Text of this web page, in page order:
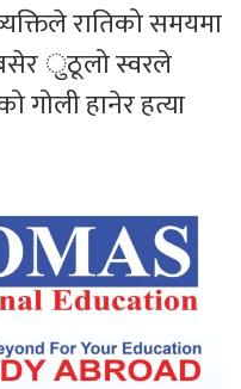
रातिको समयमा
ुठूलो स्वरले
गोली हानेर हत्या